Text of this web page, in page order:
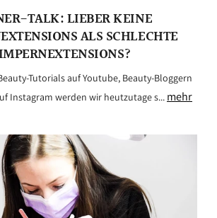
TALK: LIEBER KEINE
ALS SCHLECHTE
Tutorials auf Youtube, Beauty-Bloggern
Instagram werden wir heutzutage s... mehr